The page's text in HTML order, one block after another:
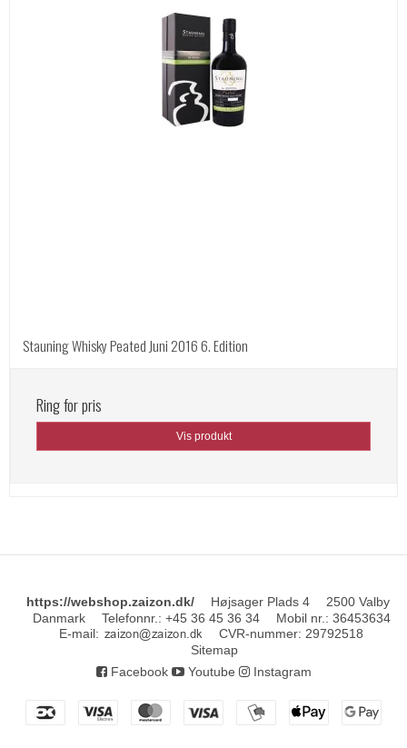
Stauning Whisky Peated Juni 2016 6. Edition
Ring for pris
Vis produkt
https://webshop.zaizon.dk/ Højsager Plads 4
2500 Valby
Danmark
Telefonnr. : +45 36 45 36 34 Mobil nr. : 36453634
E-mail: CVR-nummer: 29792518
Sitemap
Facebook
Youtube Instagram